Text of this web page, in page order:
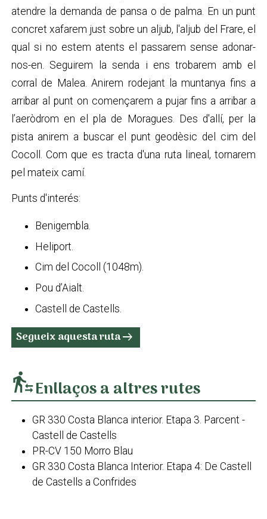
atendre la demanda de pansa o de palma. En un punt
concret xafarem just sobre un aljub, l'aljub del Frare, el
qual si no estem atents el passarem sense adonar-
nos-en. Seguirem la senda i ens trobarem amb el
corral de Malea. Anirem rodejant la muntanya fins a
arribar al punt on començarem a pujar fins a arribar a
l’aeròdrom en el pla de Moragues. Des d'allí, per la
pista anirem a buscar el punt geodèsic del cim del
Cocoll. Com que es tracta d'una ruta lineal, tornarem
pel mateix camí.
Punts d'interés:
Benigembla.
Heliport.
Cim del Cocoll (1048m).
Pou d’Aialt.
Castell de Castells.
Segueix aquesta rutaarrow_right_alt
transfer_within_a_stationEnllaços a altres rutes
GR 330 Costa Blanca interior. Etapa 3. Parcent -
Castell de Castells
PR-CV 150 Morro Blau
GR 330 Costa Blanca Interior. Etapa 4: De Castell
de Castells a Confrides